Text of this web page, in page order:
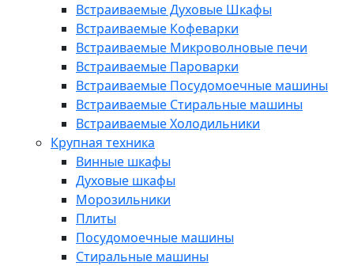
Встраиваемые Духовые Шкафы
Встраиваемые Кофеварки
Встраиваемые Микроволновые печи
Встраиваемые Пароварки
Встраиваемые Посудомоечные машины
Встраиваемые Стиральные машины
Встраиваемые Холодильники
Крупная техника
Винные шкафы
Духовые шкафы
Морозильники
Плиты
Посудомоечные машины
Стиральные машины